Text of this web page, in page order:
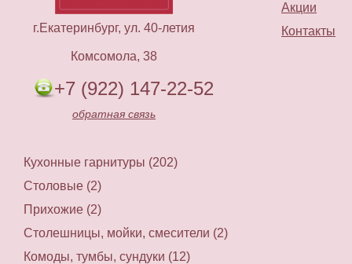
Акции
Контакты
г.Екатеринбург, ул. 40-летия
Комсомола, 38
+7 (922) 147-22-52
обратная связь
Кухонные гарнитуры (202)
Столовые (2)
Прихожие (2)
Столешницы, мойки, смесители (2)
Комоды, тумбы, сундуки (12)